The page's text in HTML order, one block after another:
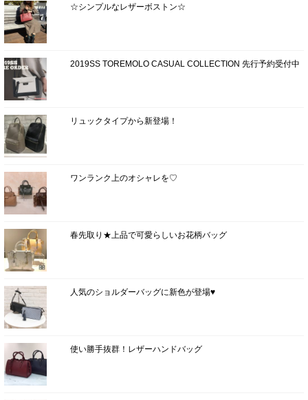
☆シンプルなレザーボストン☆
2019SS TOREMOLO CASUAL COLLECTION 先行予約受付中
リュックタイプから新登場！
ワンランク上のオシャレを♡
春先取り★上品で可愛らしいお花柄バッグ
人気のショルダーバッグに新色が登場♥
使い勝手抜群！レザーハンドバッグ